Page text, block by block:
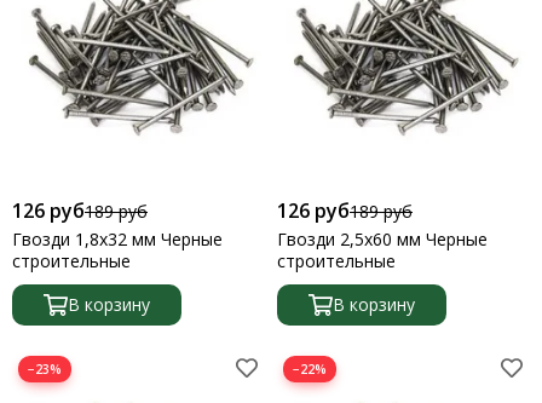
Заклепки
Карабины пожарные
Клинья для плитки
Коуши
Крепеж для вагонки
Кровельные саморезы
Кронштейны
Крюки
Лифты регулировочные (домкраты)
Мебельные болты
Нагель березовый
Опора скользящая
126 руб189 руб
Гвозди 1,8х32 мм Черные
строительные
В корзину
126 руб189 руб
Гвозди 2,5х60 мм Черные
строительные
В корзину
−23% −22%